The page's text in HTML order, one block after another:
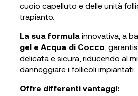
cuoio capelluto e delle unità
trapianto.
La sua formulainnovativa, a
gel e Acqua di Cocco ,
delicata e sicura, riducendo al
danneggiare i follicoli impiantati.
Offre differenti vantaggi: